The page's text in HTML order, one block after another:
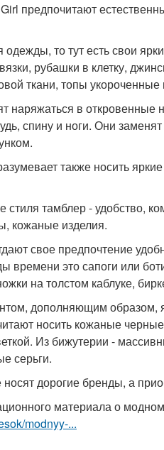
предпочитают
одежды, то тут есть свои
рубашки в клетку,
ткани, топы
наряжаться в
спину и ноги. Они
также носить
стиля тамблер - удобство,
кожаные изделия.
свое предпочтение
времени это сапоги или
на толстом каблуке,
дополняющим образом,
носить кожаные
Из бижутерии -
серьги.
дорогие бренды, а
материала о
modnyy-...